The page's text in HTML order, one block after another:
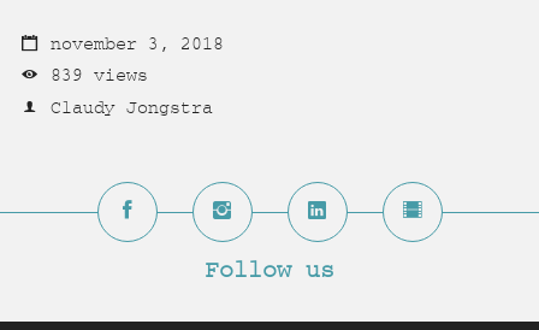
november 3, 2018
839 views
Claudy Jongstra